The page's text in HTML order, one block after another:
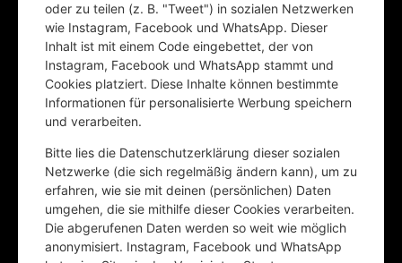
oder zu teilen (z. B. "Tweet") in sozialen Netzwerken
wie Instagram, Facebook und WhatsApp. Dieser
Inhalt ist mit einem Code eingebettet, der von
Instagram, Facebook und WhatsApp stammt und
Cookies platziert. Diese Inhalte können bestimmte
Informationen für personalisierte Werbung speichern
und verarbeiten.
Bitte lies die Datenschutzerklärung dieser sozialen
Netzwerke (die sich regelmäßig ändern kann), um zu
erfahren, wie sie mit deinen (persönlichen) Daten
umgehen, die sie mithilfe dieser Cookies verarbeiten.
Die abgerufenen Daten werden so weit wie möglich
anonymisiert. Instagram, Facebook und WhatsApp